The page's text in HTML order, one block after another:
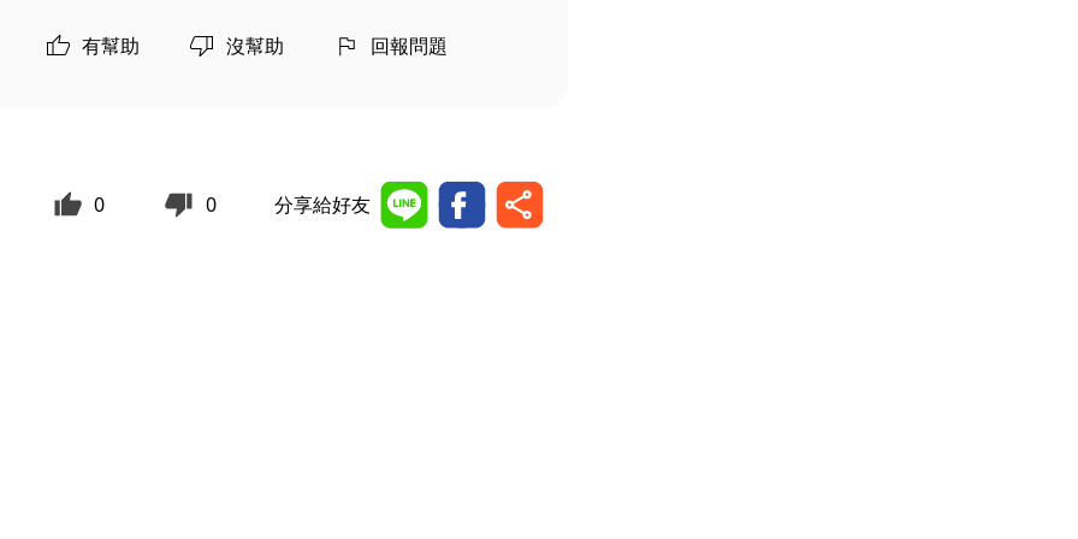
有幫助 沒幫助 回報問題
0 0 分享給好友